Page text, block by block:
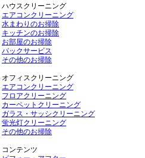
ハウスクリーニング
エアコンクリーニング
水まわりのお掃除
キッチンのお掃除
お部屋のお掃除
パックサービス
その他のお掃除
オフィスクリーニング
エアコンクリーニング
フロアクリーニング
カーペットクリーニング
ガラス・サッシクリーニング
蛍光灯クリーニング
その他のお掃除
コンテンツ